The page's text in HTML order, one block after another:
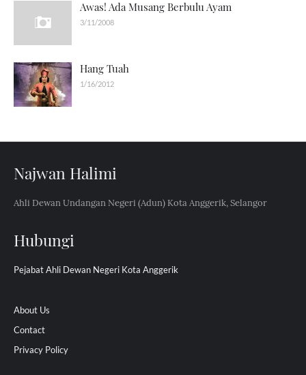
Awas! Ada Musang Berbulu Ayam
3/11/2008
Hang Tuah
1/16/2012
Najwan Halimi
Ahli Dewan Undangan Negeri (Adun) Kota Anggerik, Selangor
Hubungi
Pejabat Ahli Dewan Negeri Kota Anggerik
About Us
Contact
Privacy Policy